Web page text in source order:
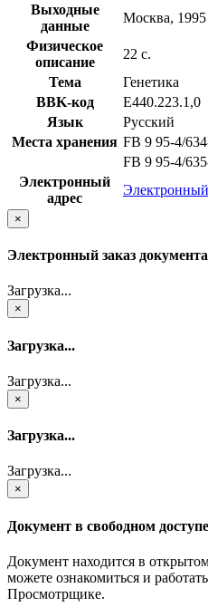
Выходные
данные
Москва, 1995
Физическое
описание
22 с.
Тема
Генетика
BBK-код
Е440.223.1,0
Язык
Русский
Места хранения FB 9 95-4/
FB 9 95-4/
Электронный
адрес
×
Электронный заказ
Загрузка...
×
Загрузка...
Загрузка...
×
Загрузка...
Загрузка...
×
Документ в свободном доступе
Документ находится в
можете ознакомиться и
Просмотрщике.